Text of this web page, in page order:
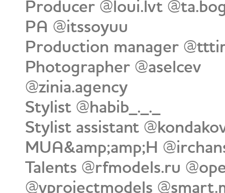
Producer @loui.lvt
PA @itssoyuu
Production manager
Photographer @aselcev
@zinia.agency
Stylist @habib_._._
Stylist assistant
MUA&amp;amp;H
Talents @rfmodels.ru
@vprojectmodels